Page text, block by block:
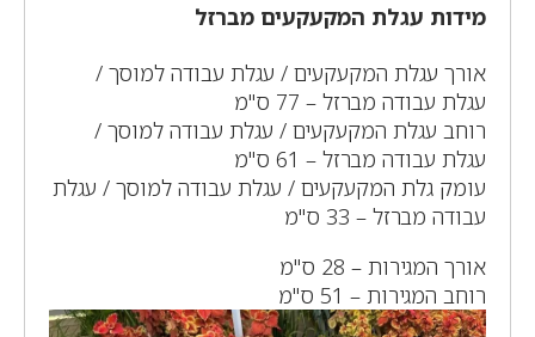
מידות עגלת המקעקעים מברזל
אורך עגלת המקעקעים / עגלת עבודה למוסך /
עגלת עבודה מברזל – 77 ס"מ
רוחב עגלת המקעקעים / עגלת עבודה למוסך /
עגלת עבודה מברזל – 61 ס"מ
עומק גלת המקעקעים / עגלת עבודה למוסך / עגלת
עבודה מברזל – 33 ס"מ
אורך המגירות – 28 ס"מ
רוחב המגירות – 51 ס"מ